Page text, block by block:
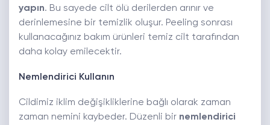
yapın. Bu sayede cilt ölü derilerden arınır ve
derinlemesine bir temizlik oluşur. Peeling sonrası
kullanacağınız bakım ürünleri temiz cilt tarafından
daha kolay emilecektir.
Nemlendirici Kullanın
Cildimiz iklim değişikliklerine bağlı olarak zaman
zaman nemini kaybeder. Düzenli bir nemlendirici